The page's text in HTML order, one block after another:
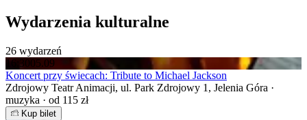
Wydarzenia kulturalne
26 wydarzeń
16:3005.09
Koncert przy świecach: Tribute to Michael Jackson
Zdrojowy Teatr Animacji, ul. Park Zdrojowy 1, Jelenia Góra ·
muzyka · od 115 zł
Kup bilet